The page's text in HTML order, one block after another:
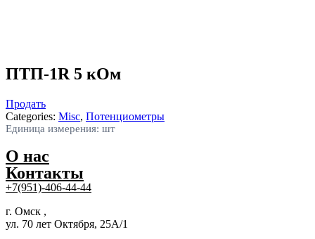
ПТП-1R 5 кОм
Продать
Categories: Misc, Потенциометры
Единица измерения: шт
О нас
Контакты
+7(951)-406-44-44
г. Омск ,
ул. 70 лет Октября, 25А/1